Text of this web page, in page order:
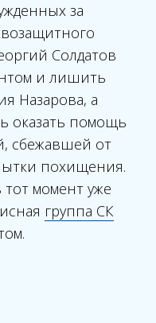
за
Солдатов
и лишить
Назарова, а
оказать помощь
сбежавшей от
похищения.
момент уже
группа СК